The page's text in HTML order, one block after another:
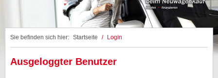
Sie befinden sich hier: Startseite / Login
Ausgeloggter Benutzer